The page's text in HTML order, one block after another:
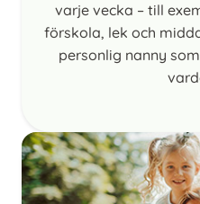
varje vecka – till
förskola, lek och
personlig nanny